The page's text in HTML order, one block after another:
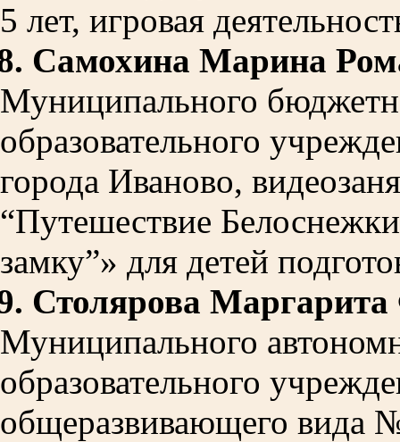
5 лет, игровая
Самохина Марина
Муниципального
образовательного
города Иваново,
“Путешествие
замку”» для детей
Столярова
Муниципального
образовательного
общеразвивающего вида